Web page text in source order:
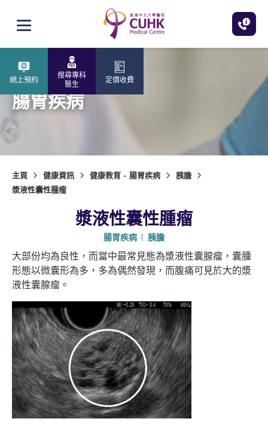
打開選單
網上預約
搜尋專科
醫生
定價收費
腸胃疾病
主頁 健康資訊 健康教育 - 腸胃疾病
胰膽
漿液性囊性腫瘤
漿液性囊性腫瘤
腸胃疾病 胰膽
大部份均為良性，而當中最常見態為漿液性囊腺瘤，囊腫
形態以微囊形為多，多為偶然發現，而腹痛可見於大的漿
液性囊腺瘤。